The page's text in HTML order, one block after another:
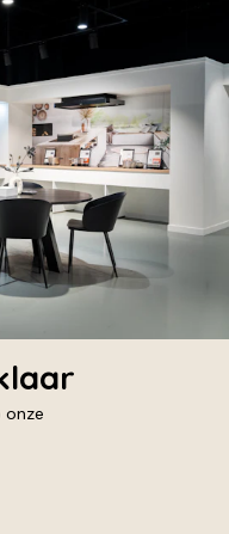
onze